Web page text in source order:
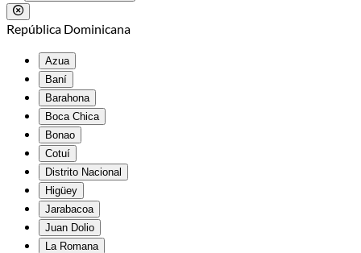
República Dominicana
Azua
Baní
Barahona
Boca Chica
Bonao
Cotuí
Distrito Nacional
Higüey
Jarabacoa
Juan Dolio
La Romana